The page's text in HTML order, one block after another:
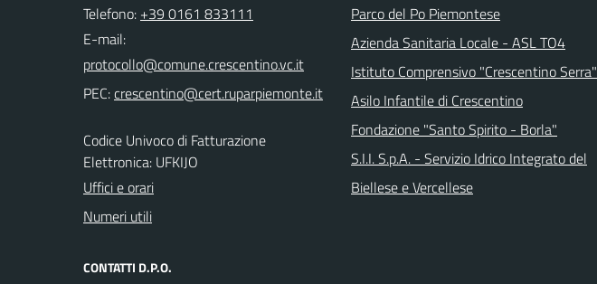
Telefono: +39 0161 833111
E-mail:
PEC:
Codice Univoco di Fatturazione
Elettronica: UFKIJO
Uffici e orari
Numeri utili
CONTATTI D.P.O.
Parco del Po Piemontese
Azienda Sanitaria Locale - ASL TO4
Istituto Comprensivo "Crescentino Serra"
Asilo Infantile di Crescentino
Fondazione "Santo Spirito - Borla"
S.I.I. S.p.A. - Servizio Idrico Integrato del
Biellese e Vercellese